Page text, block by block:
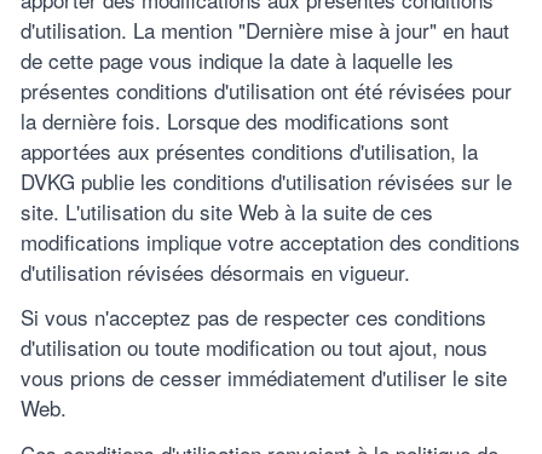
d'utilisation. La mention "Dernière mise à jour" en haut
de cette page vous indique la date à laquelle les
présentes conditions d'utilisation ont été révisées pour
la dernière fois. Lorsque des modifications sont
apportées aux présentes conditions d'utilisation, la
DVKG publie les conditions d'utilisation révisées sur le
site. L'utilisation du site Web à la suite de ces
modifications implique votre acceptation des conditions
d'utilisation révisées désormais en vigueur.
Si vous n'acceptez pas de respecter ces conditions
d'utilisation ou toute modification ou tout ajout, nous
vous prions de cesser immédiatement d'utiliser le site
Web.